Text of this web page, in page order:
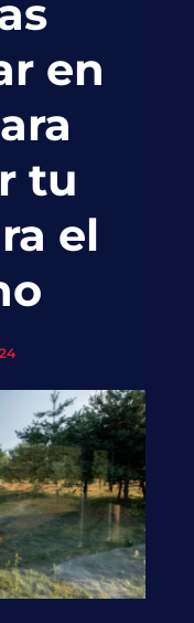
en
tu
el